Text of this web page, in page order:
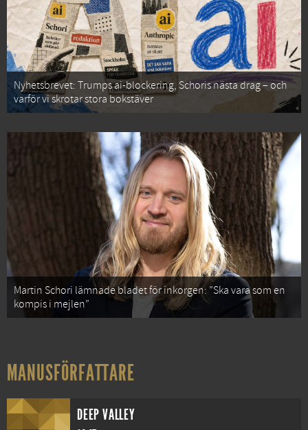
Nyhetsbrevet: Trumps ai-blockering, Schoris nästa drag – och
varför vi skrotar stora bokstäver
Martin Schori lämnade bladet för inkorgen: ”Ska vara som en
kompis i mejlen”
MANUSFÖRFATTARE
DEEP VALLEY